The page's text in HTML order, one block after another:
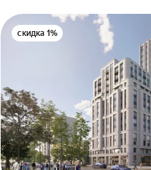
скидка 1%